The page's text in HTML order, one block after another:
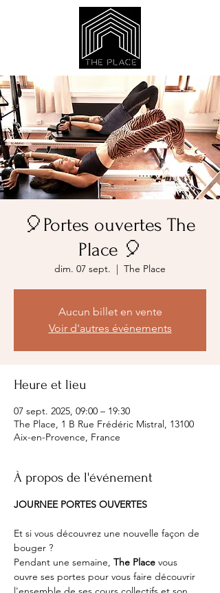
🎈Portes ouvertes The
Place 🎈
dim. 07 sept.
  |
The Place
Aucun billet en vente
Voir d'autres événements
Heure et lieu
07 sept. 2025, 09:00 – 19:30
The Place, 1 B Rue Frédéric Mistral, 13100
Aix-en-Provence, France
À propos de l'événement
JOURNEE PORTES OUVERTES
Et si vous découvrez une nouvelle façon de
bouger ?
Pendant une semaine, The Place vous
ouvre ses portes pour vous faire découvrir